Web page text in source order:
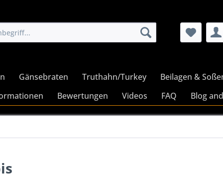
Gänsebraten Truthahn/Turkey Beilagen &
Bewertungen Videos FAQ Blog